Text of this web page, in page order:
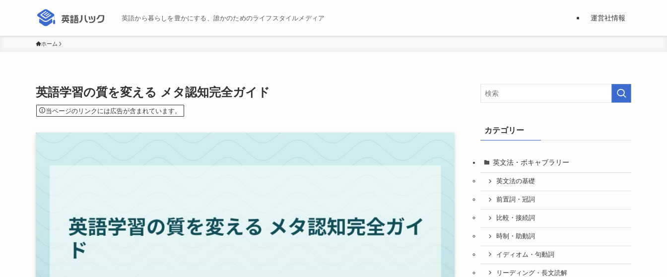
英語から暮らしを豊かにする、誰かのためのライフスタイルメディア 運営社情報
ホーム
英語学習の質を変える メタ認知完全ガイド
当ページのリンクには広告が含まれています。
カテゴリー
英文法・ボキャブラリー
英文法の基礎
前置詞・冠詞
比較・接続詞
時制・助動詞
イディオム・句動詞
リーディング・長文読解